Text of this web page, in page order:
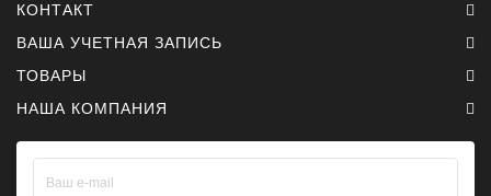
КОНТАКТ
ВАША УЧЕТНАЯ ЗАПИСЬ
ТОВАРЫ
НАША КОМПАНИЯ